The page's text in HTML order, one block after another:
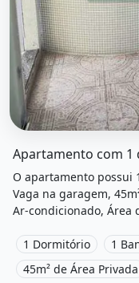
O apartamento possui
Vaga na garagem,
Ar-condicionado, Área
R$1.100 /Mês.
1 Dormitório 1
45m² de Área Privada